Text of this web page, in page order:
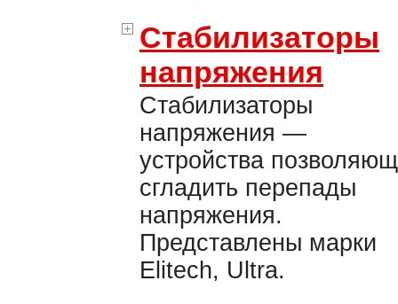
Стабилизаторы
напряжения
Стабилизаторы
напряжения —
устройства
сгладить перепады
напряжения.
Представлены марки
Elitech, Ultra.